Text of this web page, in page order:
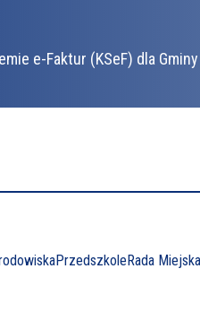
e-Faktur (KSeF) dla
PrzedszkoleRada Miejska